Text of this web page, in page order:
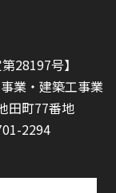
28197号】
業・建築工事業
田町77番地
2294